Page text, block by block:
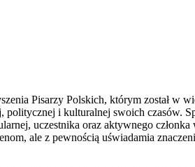
Pisarzy Polskich, którym został w
i kulturalnej swoich czasów.
uczestnika oraz aktywnego
ale z pewnością uświadamia